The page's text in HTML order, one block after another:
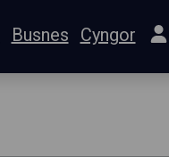
Busnes Cyngor